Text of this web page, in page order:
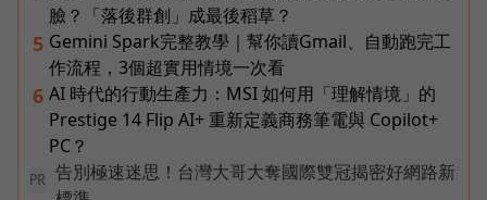
臉？「落後群創」成最後稻草？
5 Gemini Spark完整教學｜幫你讀Gmail、自動跑完工
作流程，3個超實用情境一次看
6 AI 時代的行動生產力：MSI 如何用「理解情境」的
Prestige 14 Flip AI+ 重新定義商務筆電與 Copilot+
PC？
PR
告別極速迷思！台灣大哥大奪國際雙冠揭密好網路新